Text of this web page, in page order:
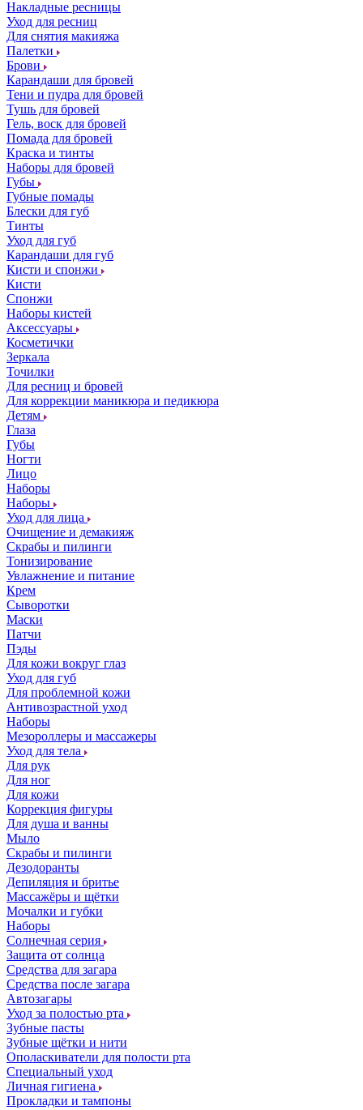
Накладные ресницы
Уход для ресниц
Для снятия макияжа
Палетки
Брови
Карандаши для бровей
Тени и пудра для бровей
Тушь для бровей
Гель, воск для бровей
Помада для бровей
Краска и тинты
Наборы для бровей
Губы
Губные помады
Блески для губ
Тинты
Уход для губ
Карандаши для губ
Кисти и спонжи
Кисти
Спонжи
Наборы кистей
Аксессуары
Косметички
Зеркала
Точилки
Для ресниц и бровей
Для коррекции маникюра и педикюра
Детям
Глаза
Губы
Ногти
Лицо
Наборы
Наборы
Уход для лица
Очищение и демакияж
Скрабы и пилинги
Тонизирование
Увлажнение и питание
Крем
Сыворотки
Маски
Патчи
Пэды
Для кожи вокруг глаз
Уход для губ
Для проблемной кожи
Антивозрастной уход
Наборы
Мезороллеры и массажеры
Уход для тела
Для рук
Для ног
Для кожи
Коррекция фигуры
Для душа и ванны
Мыло
Скрабы и пилинги
Дезодоранты
Депиляция и бритье
Массажёры и щётки
Мочалки и губки
Наборы
Солнечная серия
Защита от солнца
Средства для загара
Средства после загара
Автозагары
Уход за полостью рта
Зубные пасты
Зубные щётки и нити
Ополаскиватели для полости рта
Специальный уход
Личная гигиена
Прокладки и тампоны